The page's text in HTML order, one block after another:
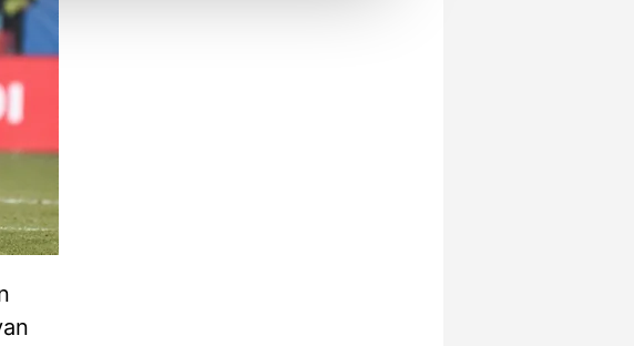
bilgi toplumu hizmetlerinin sunulması
kişiselleştirilmesi ve sizlere yönelik
dahilinde kullanılacaktır.
Çerezlere ilişkin detaylı bilgi için Ayarlar
Metnimizi okumak ve sitemizde ilgili
.